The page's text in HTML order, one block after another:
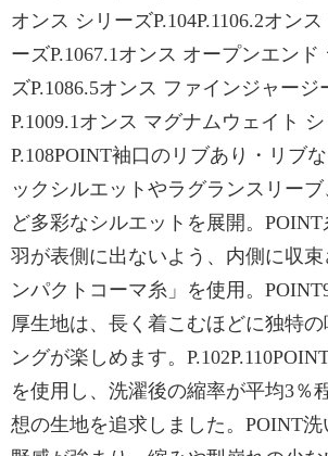
オンス シリーズP.104P.1106.2オン
ーズP.1067.1オンス オープンエン
ズP.1086.5オンス ファインジャー
P.1009.1オンス マグナムウェイト
P.108POINT袖口のリブあり・リブ
ックシルエットやラグランスリー
ど多彩なシルエットを展開。
羽が表側に出ないよう、内側に収
ンパクトコーマ糸」を使用。
厚生地は、長く着こむほどに独特
ングが楽しめます。
を使用し、洗濯後の縮率が平均3％
想の生地を追求しました。POINT洗